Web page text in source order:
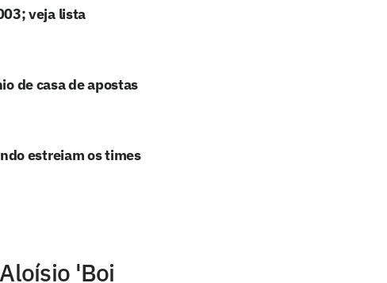
veja lista
de casa de apostas
estreiam os times
'Boi